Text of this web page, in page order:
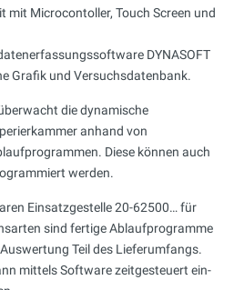
mit Microcontoller, Touch Screen und
DYNASOFT
Grafik und Versuchsdatenbank.
die dynamische
anhand von
Diese können auch
werden.
Einsatzgestelle 20-62500… für
sind fertige Ablaufprogramme
Teil des Lieferumfangs.
mittels Software zeitgesteuert ein-